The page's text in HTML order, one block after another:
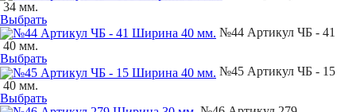
34 мм.
Выбрать
№44 Артикул ЧБ - 41
40 мм.
Выбрать
№45 Артикул ЧБ - 15
40 мм.
Выбрать